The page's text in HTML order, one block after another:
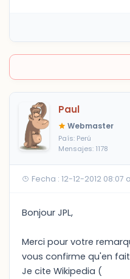
Paul
Webmaster
País: Perú
Mensajes: 1178
Fecha : 12-12-2012 08:07
Bonjour JPL,
Merci pour votre
vous confirme qu'en
Je cite Wikipedia (